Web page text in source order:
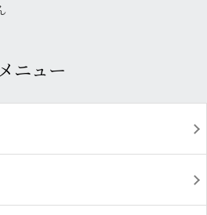
メニュー